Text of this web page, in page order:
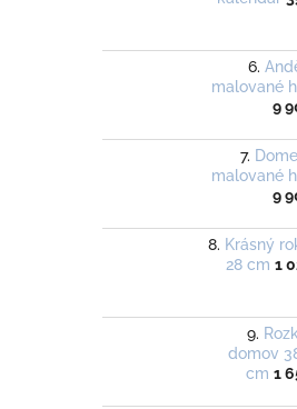
malované
9
malované
9
Krásný
28 cm 1
domov
cm 1